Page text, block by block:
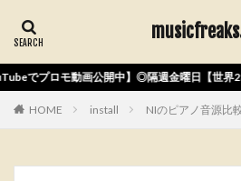
週金曜日【世界239都市】音楽リリース
HOME install NIのピアノ音源比